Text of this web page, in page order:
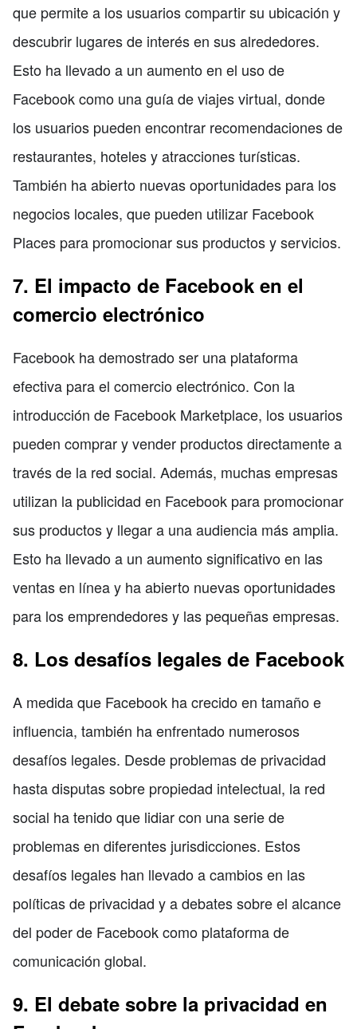
que permite a los usuarios compartir su ubicación y
descubrir lugares de interés en sus alrededores.
Esto ha llevado a un aumento en el uso de
Facebook como una guía de viajes virtual, donde
los usuarios pueden encontrar recomendaciones de
restaurantes, hoteles y atracciones turísticas.
También ha abierto nuevas oportunidades para los
negocios locales, que pueden utilizar Facebook
Places para promocionar sus productos y servicios.
7. El impacto de Facebook en el
comercio electrónico
Facebook ha demostrado ser una plataforma
efectiva para el comercio electrónico. Con la
introducción de Facebook Marketplace, los usuarios
pueden comprar y vender productos directamente a
través de la red social. Además, muchas empresas
utilizan la publicidad en Facebook para promocionar
sus productos y llegar a una audiencia más amplia.
Esto ha llevado a un aumento significativo en las
ventas en línea y ha abierto nuevas oportunidades
para los emprendedores y las pequeñas empresas.
8. Los desafíos legales de Facebook
A medida que Facebook ha crecido en tamaño e
influencia, también ha enfrentado numerosos
desafíos legales. Desde problemas de privacidad
hasta disputas sobre propiedad intelectual, la red
social ha tenido que lidiar con una serie de
problemas en diferentes jurisdicciones. Estos
desafíos legales han llevado a cambios en las
políticas de privacidad y a debates sobre el alcance
del poder de Facebook como plataforma de
comunicación global.
9. El debate sobre la privacidad en